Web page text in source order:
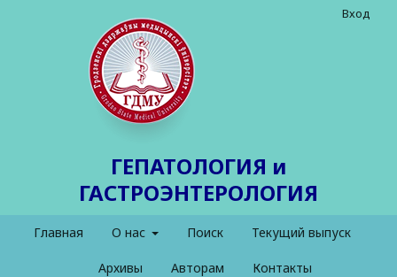
ГЕПАТОЛОГИЯ и
ГАСТРОЭНТЕРОЛОГИЯ
Главная О нас Поиск Текущий выпуск
Архивы Авторам Контакты
Вход